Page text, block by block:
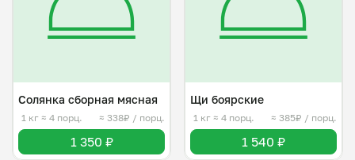
Солянка сборная мясная
1 кг ≈ 4 порц. ≈ 338₽ / порц.
1 350 ₽
Щи боярские
1 кг ≈ 4 порц. ≈ 385₽ / порц.
1 540 ₽